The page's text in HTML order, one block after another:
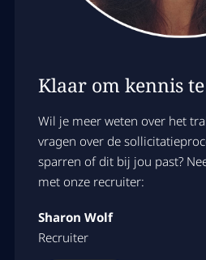
Klaar om kennis
Wil je meer weten over het
vragen over de
sparren of dit bij jou past?
met onze recruiter:
Sharon Wolf
Recruiter